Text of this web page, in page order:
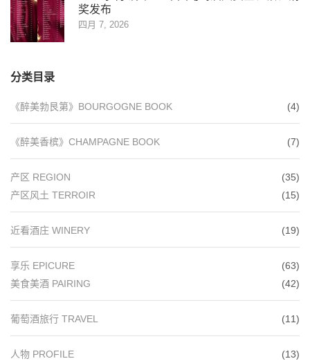
奖发布
四月 7, 2026
分类目录
《醉美勃艮第》BOURGOGNE BOOK (4)
《醉美香槟》CHAMPAGNE BOOK (7)
产区 REGION
(35)
产区风土 TERROIR
(15)
近看酒庄 WINERY (19)
享乐 EPICURE
(63)
美食美酒 PAIRING
(42)
葡萄酒旅行 TRAVEL (11)
人物 PROFILE (13)